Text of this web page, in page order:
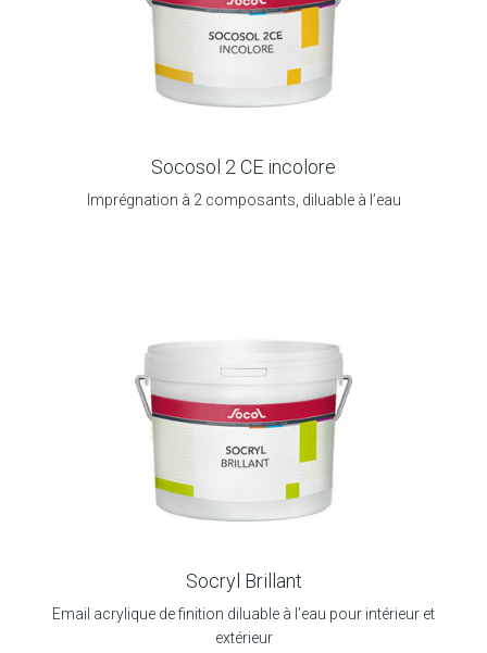
Socosol 2 CE incolore
Imprégnation à 2 composants, diluable à l’eau
Socryl Brillant
Email acrylique de finition diluable à l’eau pour intérieur et
extérieur